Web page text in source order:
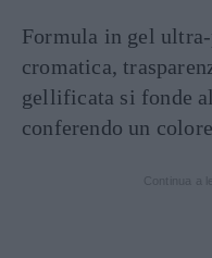
Formula in gel
cromatica,
gellificata si fonde
conferendo un